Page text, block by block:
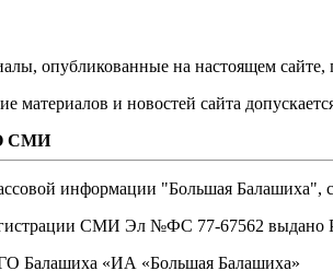
опубликованные на настоящем
материалов и новостей сайта
СМИ
информации "Большая Балашиха",
СМИ Эл №ФС ‎77-67562 выдано
Балашиха «ИА «Большая Балашиха»